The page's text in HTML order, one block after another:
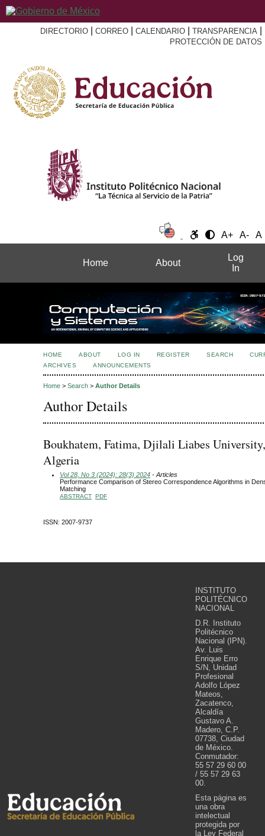
DIRECTORIO CORREO CALENDARIO TRANSPARENCIA
PROTECCIÓN DE DATOS
A+ A- A
Home About
Log
In
HOME ABOUT LOG IN REGISTER SEARCH
ARCHIVES
ANNOUNCEMENTS
Home > Search > Author Details
Author Details
Boukhatem, Fatima, Djilali Liabes University,
Algeria
Vol 28, No 3 (2024): 28(3) 2024 - Articles
Performance Comparison of Stereo Correspondence Algorithms in
Matching
ABSTRACT PDF
ISSN: 2007-9737
INSTITUTO
POLITÉCNICO
NACIONAL
D.R. Instituto
Politécnico
Nacional (IPN).
Av. Luis
Enrique Erro
S/N, Unidad
Profesional
Adolfo López
Mateos,
Zacatenco,
Alcaldía
Gustavo A.
Madero, C.P.
07738, Ciudad
de México.
Conmutador:
55 57 29 60 00
/ 55 57 29 63
00.
Esta página es
una obra
intelectual
protegida por
la Ley Federal